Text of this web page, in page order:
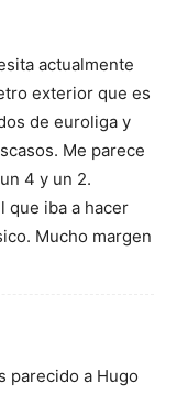
actualmente
exterior que es
de euroliga y
Me parece
4 y un 2.
que iba a hacer
Mucho margen
parecido a Hugo